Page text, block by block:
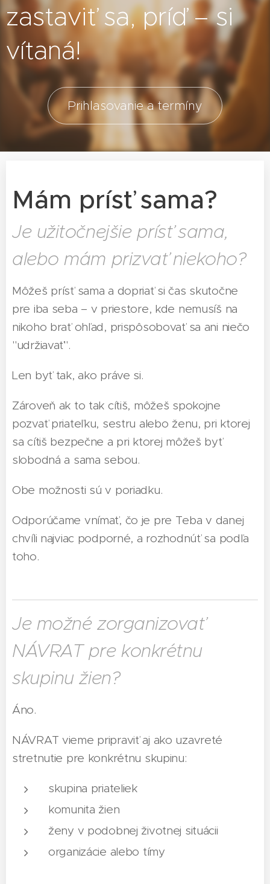
zastaviť sa, príď – si
vítaná!
Prihlasovanie a termíny
Mám prísť sama?
Je užitočnejšie prísť sama,
alebo mám prizvať niekoho?
Môžeš prísť sama a dopriať si čas skutočne
pre iba seba – v priestore, kde nemusíš na
nikoho brať ohľad, prispôsobovať sa ani niečo
"udržiavať".
Len byť tak, ako práve si.
Zároveň ak to tak cítiš, môžeš spokojne
pozvať priateľku, sestru alebo ženu, pri ktorej
sa cítiš bezpečne a pri ktorej môžeš byť
slobodná a sama sebou.
Obe možnosti sú v poriadku.
Odporúčame vnímať, čo je pre Teba v danej
chvíli najviac podporné, a rozhodnúť sa podľa
toho.
Je možné zorganizovať
NÁVRAT pre konkrétnu
skupinu žien?
Áno.
NÁVRAT vieme pripraviť aj ako uzavreté
stretnutie pre konkrétnu skupinu:
skupina priateliek
komunita žien
ženy v podobnej životnej situácii
organizácie alebo tímy